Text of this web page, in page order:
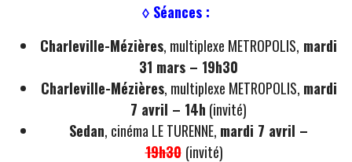
◊ Séances :
Charleville-Mézières, multiplexe METROPOLIS, mardi
31 mars – 19h30
Charleville-Mézières, multiplexe METROPOLIS, mardi
7 avril – 14h (invité)
Sedan, cinéma LE TURENNE, mardi 7 avril –
19h30 (invité)